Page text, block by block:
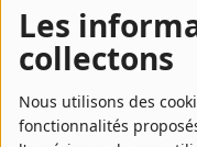
Les
collectons
Nous utilisons des
fonctionnalités
CONCOURS
Contact